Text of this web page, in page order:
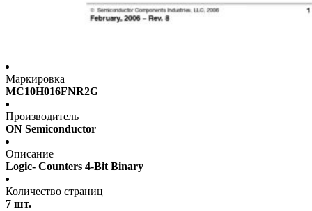
Маркировка
MC10H016FNR2G
Производитель
ON Semiconductor
Описание
Logic- Counters 4-Bit Binary
Количество страниц
7 шт.